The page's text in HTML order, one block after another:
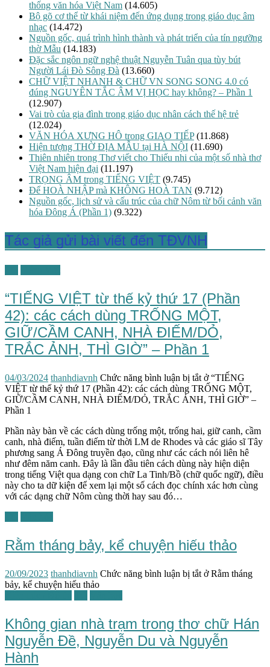
thống văn hóa Việt Nam (14.605)
Bộ gõ cơ thể từ khái niệm đến ứng dụng trong giáo dục âm
nhạc (14.472)
Nguồn gốc, quá trình hình thành và phát triển của tín ngưỡng
thờ Mẫu (14.183)
Đặc sắc ngôn ngữ nghệ thuật Nguyễn Tuân qua tùy bút
Người Lái Đò Sông Đà (13.660)
CHỮ VIỆT NHANH & CHỮ VN SONG SONG 4.0 có
đúng NGUYÊN TẮC ÂM VỊ HỌC hay không? – Phần 1
(12.907)
Vai trò của gia đình trong giáo dục nhân cách thế hệ trẻ
(12.024)
VĂN HÓA XƯNG HÔ trong GIAO TIẾP (11.868)
Hiện tượng THỜ ĐỊA MẪU tại HÀ NỘI (11.690)
Thiên nhiên trong Thơ viết cho Thiếu nhi của một số nhà thơ
Việt Nam hiện đại (11.197)
TRỌNG ÂM trong TIẾNG VIỆT (9.745)
Để HOÀ NHẬP mà KHÔNG HOÀ TAN (9.712)
Nguồn gốc, lịch sử và cấu trúc của chữ Nôm từ bối cảnh văn
hóa Đông Á (Phần 1) (9.322)
Tác giả gửi bài viết đến TĐVNH
“TIẾNG VIỆT từ thế kỷ thứ 17 (Phần
42): các cách dùng TRỐNG MỘT,
GIỮ/CẦM CANH, NHÀ ĐIẾM/DỎ,
TRẮC ẢNH, THÌ GIỜ” – Phần 1
04/03/2024 thanhdiavnh Chức năng bình luận bị tắt ở “TIẾNG
VIỆT từ thế kỷ thứ 17 (Phần 42): các cách dùng TRỐNG MỘT,
GIỮ/CẦM CANH, NHÀ ĐIẾM/DỎ, TRẮC ẢNH, THÌ GIỜ” –
Phần 1
Phần này bàn về các cách dùng trống một, trống hai, giữ canh, cầm
canh, nhà điếm, tuần điếm từ thời LM de Rhodes và các giáo sĩ Tây
phương sang Á Đông truyền đạo, cũng như các cách nói liên hê
như đêm năm canh. Đây là lần đầu tiên cách dùng này hiện diện
trong tiếng Việt qua dạng con chữ La Tinh/Bồ (chữ quốc ngữ), điều
này cho ta dữ kiện để xem lại một số cách đọc chính xác hơn cùng
với các dạng chữ Nôm cùng thời hay sau đó…
Rằm tháng bảy, kể chuyện hiếu thảo
20/09/2023 thanhdiavnh Chức năng bình luận bị tắt ở Rằm tháng
bảy, kể chuyện hiếu thảo
Không gian nhà trạm trong thơ chữ Hán
Nguyễn Đề, Nguyễn Du và Nguyễn
Hành